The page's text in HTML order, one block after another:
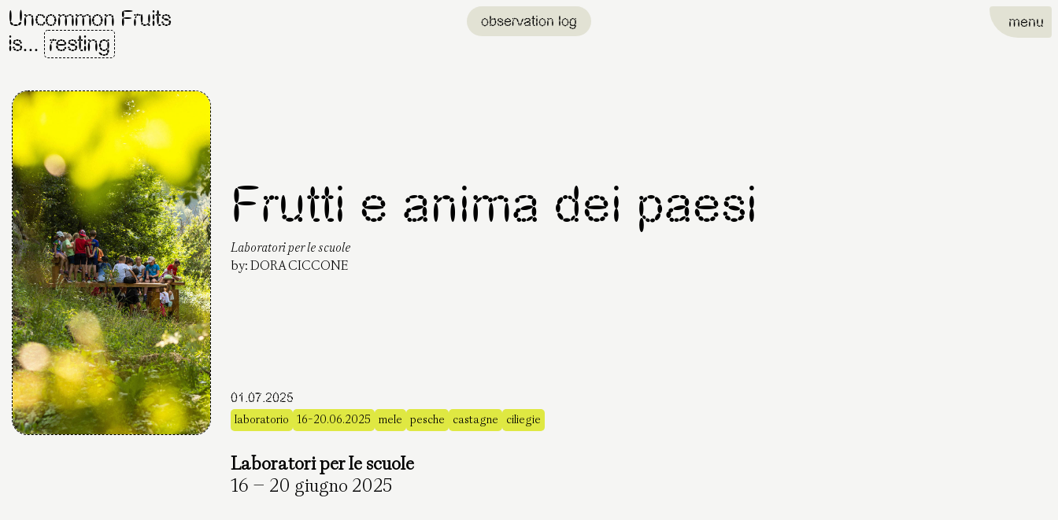
Uncommon Fruits
is... resting
observation log menu
Frutti e anima dei paesi
Laboratori per le scuole
by:DORA CICCONE
01.07.2025
laboratorio 16-20.06.2025 mele pesche castagne ciliegie
Laboratori per le scuole
16 – 20 giugno 2025